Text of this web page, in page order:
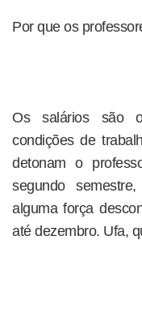
Por que os
Os salários são
condições de
detonam o
segundo
alguma força
até dezembro. Ufa,